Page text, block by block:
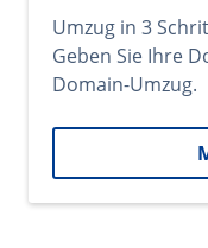
Umzug in 3
Geben Sie Ihre
Domain-Umzug.